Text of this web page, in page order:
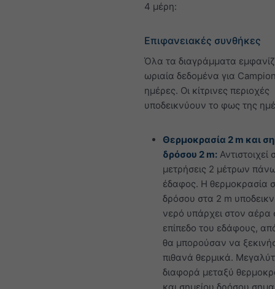
4 μέρη:
Επιφανειακές συνθήκες
Όλα τα διαγράμματα
ωριαία δεδομένα για
ημέρες. Οι κίτρινες περιοχές
υποδεικνύουν το φως της
Θερμοκρασία 2 m και
δρόσου 2 m: Αντιστοιχεί
μετρήσεις 2 μέτρων
έδαφος. Η θερμοκρασία
δρόσου στα 2 m
νερό υπάρχει στον αέρα
επίπεδο του εδάφους,
θα μπορούσαν να
πιθανά θερμικά.
διαφορά μεταξύ
και σημείου δρόσου